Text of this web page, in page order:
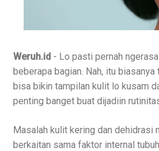
Weruh.id - Lo pasti pernah
beberapa bagian. Nah, itu biasanya
bisa bikin tampilan kulit lo kusam
penting banget buat dijadiin
Masalah kulit kering dan dehidrasi
berkaitan sama faktor internal